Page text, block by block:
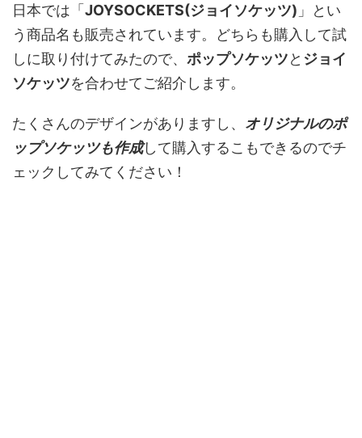
日本では「 JOYSOCKETS(ジョイソケッツ) 」とい
う商品名も販売されています。どちらも購入して試
しに取り付けてみたので、 ポップソケッツと ジョイ
ソケッツを合わせてご紹介します。
たくさんのデザインがありますし、 オリジナルのポ
ップソケッツも作成して購入するこもできるのでチ
ェックしてみてください！